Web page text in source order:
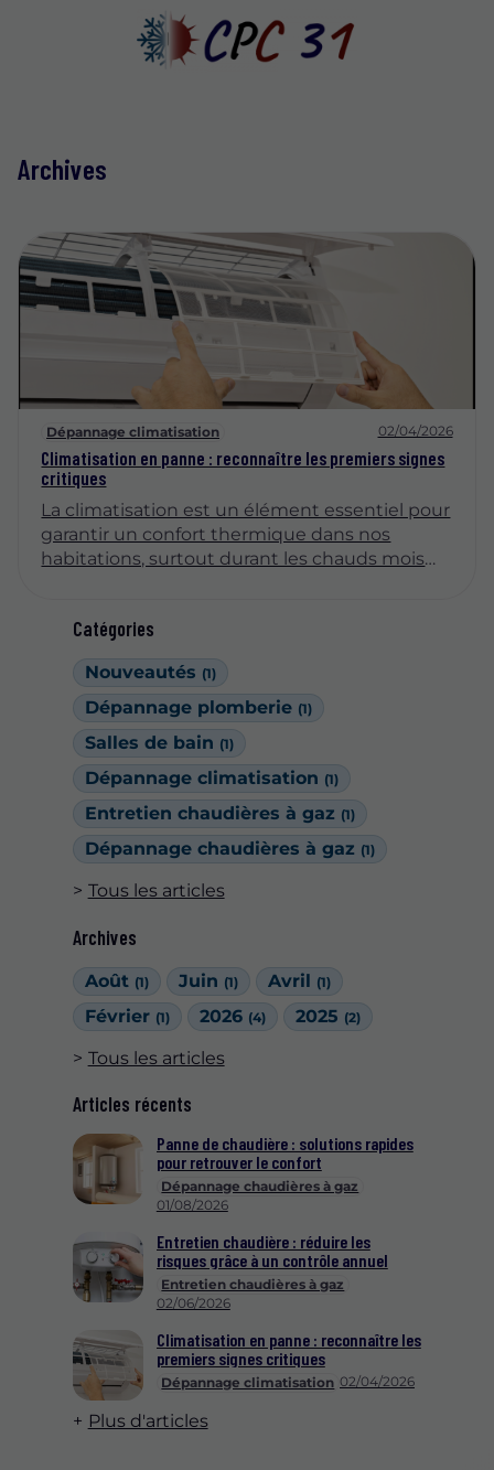
Catégories
Nouveautés (1)
Dépannage plomberie (1)
Salles de bain (1)
Dépannage climatisation (1)
Entretien chaudières à gaz (1)
Dépannage chaudières à gaz (1)
Tous les articles
Archives
Août (1) Juin (1) Avril (1)
Février (1) 2026 (4) 2025 (2)
Tous les articles
Articles récents
Dépannage chaudières à gaz
01/08/2026
Panne de chaudière : solutions rapides
pour retrouver le confort
Entretien chaudières à gaz
02/06/2026
Entretien chaudière : réduire les
risques grâce à un contrôle annuel
Dépannage climatisation 02/04/2026
Climatisation en panne : reconnaître les
premiers signes critiques
Plus d'articles
Archives
Dépannage climatisation 02/04/2026
Climatisation en panne : reconnaître les premiers signes
critiques
La climatisation est un élément essentiel pour
garantir un confort thermique dans nos
habitations, surtout durant les chauds mois
Savoir détecter les premiers signes d'une
panne est crucial pour éviter des réparations
coûteuses et prolonger la durée de vie de
votre système. Cet article vous guide à travers
les indicateurs clés qui signalent un problème
éventuel avec votre climatisation.